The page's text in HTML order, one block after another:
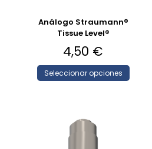
Análogo Straumann®
Tissue Level®
4,50 €
Seleccionar opciones